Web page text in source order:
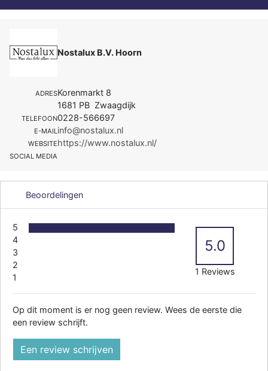
Nostalux B.V. Hoorn
ADRESKorenmarkt 8
1681 PB Zwaagdijk
TELEFOON0228-566697
E-MAIL info@nostalux.nl
WEBSITEhttps://www.nostalux.nl/
SOCIAL MEDIA
Beoordelingen
5
4
3
2
1
5.0
1 Reviews
Op dit moment is er nog geen review. Wees de eerste die
een review schrijft.
Een review schrijven